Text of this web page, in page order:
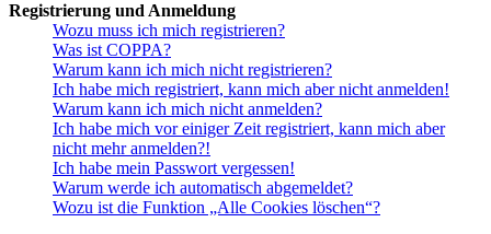
Registrierung und Anmeldung
Wozu muss ich mich registrieren?
Was ist COPPA?
Warum kann ich mich nicht registrieren?
Ich habe mich registriert, kann mich aber nicht anmelden!
Warum kann ich mich nicht anmelden?
Ich habe mich vor einiger Zeit registriert, kann mich aber
nicht mehr anmelden?!
Ich habe mein Passwort vergessen!
Warum werde ich automatisch abgemeldet?
Wozu ist die Funktion „Alle Cookies löschen“?